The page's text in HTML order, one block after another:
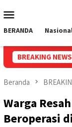
ke
Mobile
BERANDA
BREAKING NEWS
100 Isi
Beranda
Warga
Beroperasi